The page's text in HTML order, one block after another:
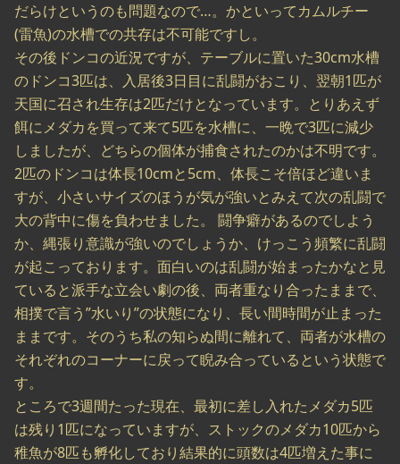
だらけというのも問題なので…。かといってカムルチー
(雷魚)の水槽での共存は不可能ですし。
その後ドンコの近況ですが、テーブルに置いた30cm水槽
のドンコ3匹は、入居後3日目に乱闘がおこり、翌朝1匹が
天国に召され生存は2匹だけとなっています。とりあえず
餌にメダカを買って来て5匹を水槽に、一晩で3匹に減少
しましたが、どちらの個体が捕食されたのかは不明です。
2匹のドンコは体長10cmと5cm、体長こそ倍ほど違いま
すが、小さいサイズのほうが気が強いとみえて次の乱闘で
大の背中に傷を負わせました。 闘争癖があるのでしよう
か、縄張り意識が強いのでしょうか、けっこう頻繁に乱闘
が起こっております。面白いのは乱闘が始まったかなと見
ていると派手な立会い劇の後、両者重なり合ったままで、
相撲で言う”水いり”の状態になり、長い間時間が止まった
ままです。そのうち私の知らぬ間に離れて、両者が水槽の
それぞれのコーナーに戻って睨み合っているという状態で
す。
ところで3週間たった現在、最初に差し入れたメダカ5匹
は残り1匹になっていますが、ストックのメダカ10匹から
稚魚が8匹も孵化しており結果的に頭数は4匹増えた事に